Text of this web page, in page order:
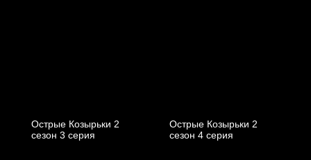
Острые Козырьки 2
cезон 3 cерия
Острые Козырьки 2
cезон 4 cерия